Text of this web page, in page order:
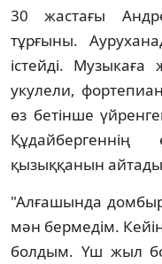
30 жастағы
тұрғыны.
істейді.
укулели,
өз бетінше
қызыққанын
"Алғашында
мән бермедім.
болдым. Үш жыл